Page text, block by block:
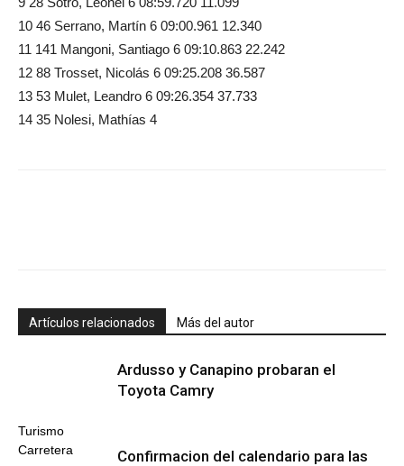
10 46 Serrano, Martín 6 09:00.961 12.340
11 141 Mangoni, Santiago 6 09:10.863 22.242
12 88 Trosset, Nicolás 6 09:25.208 36.587
13 53 Mulet, Leandro 6 09:26.354 37.733
14 35 Nolesi, Mathías 4
Artículos relacionados Más del autor
Turismo
Carretera
Ardusso y Canapino probaran el
Toyota Camry
Confirmacion del calendario para las